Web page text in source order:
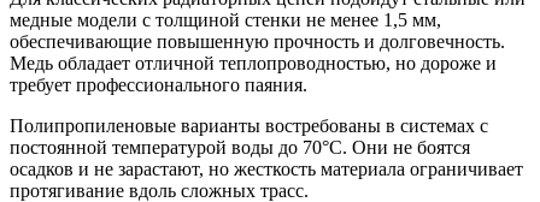
медные модели с толщиной стенки не менее 1,5 мм,
обеспечивающие повышенную прочность и долговечность.
Медь обладает отличной теплопроводностью, но дороже и
требует профессионального паяния.
Полипропиленовые варианты востребованы в системах с
постоянной температурой воды до 70°C. Они не боятся
осадков и не зарастают, но жесткость материала ограничивает
протягивание вдоль сложных трасс.